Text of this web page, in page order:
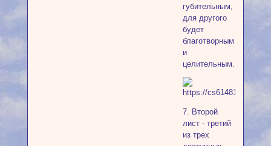
губительным,
для другого
будет
благотворным
и
целительным.
7. Второй
лист - третий
из трех